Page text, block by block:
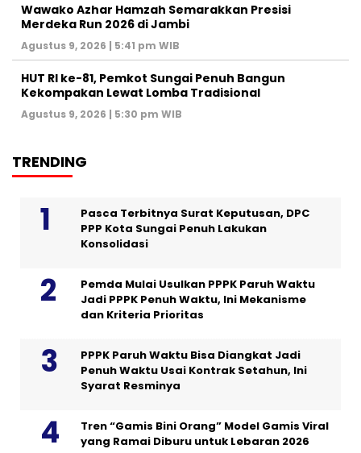
Wawako Azhar Hamzah Semarakkan Presisi
Merdeka Run 2026 di Jambi
Agustus 9, 2026 | 5:41 pm WIB
HUT RI ke-81, Pemkot Sungai Penuh Bangun
Kekompakan Lewat Lomba Tradisional
Agustus 9, 2026 | 5:30 pm WIB
TRENDING
Pasca Terbitnya Surat Keputusan, DPC
PPP Kota Sungai Penuh Lakukan
Konsolidasi
Pemda Mulai Usulkan PPPK Paruh Waktu
Jadi PPPK Penuh Waktu, Ini Mekanisme
dan Kriteria Prioritas
PPPK Paruh Waktu Bisa Diangkat Jadi
Penuh Waktu Usai Kontrak Setahun, Ini
Syarat Resminya
Tren “Gamis Bini Orang” Model Gamis Viral
yang Ramai Diburu untuk Lebaran 2026